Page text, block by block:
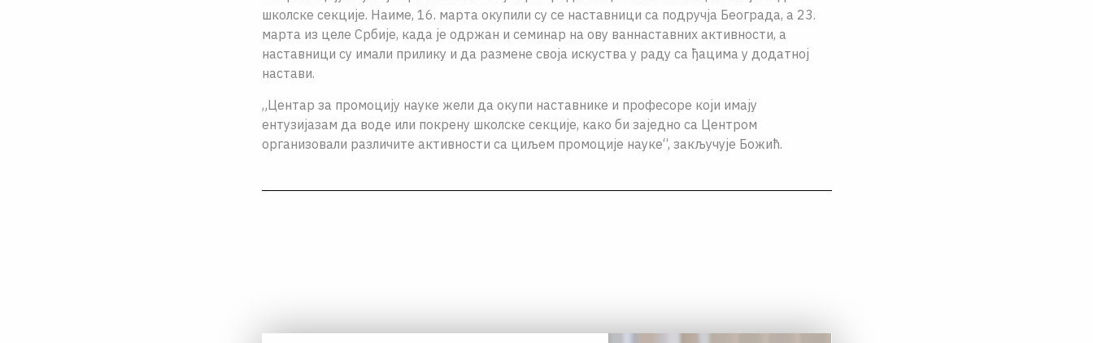
школске секције. Наиме, 16. марта окупили су се наставници са подручја Београда, а 23.
марта из целе Србије, када је одржан и семинар на ову ваннаставних активности, а
наставници су имали прилику и да размене своја искуства у раду са ђацима у додатној
настави.
„Центар за промоцију науке жели да окупи наставнике и професоре који имају
ентузијазам да воде или покрену школске секције, како би заједно са Центром
организовали различите активности са циљем промоције науке“, закључује Божић.